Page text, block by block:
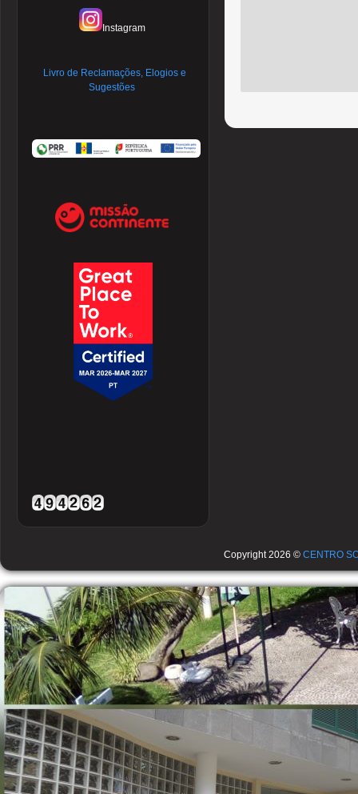
Instagram
Livro de Reclamações, Elogios e
Sugestões
Copyright 2026 © CENTRO